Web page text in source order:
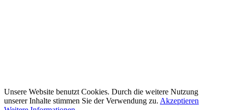
Unsere Website benutzt Cookies. Durch die weitere Nutzung
unserer Inhalte stimmen Sie der Verwendung zu. Akzeptieren